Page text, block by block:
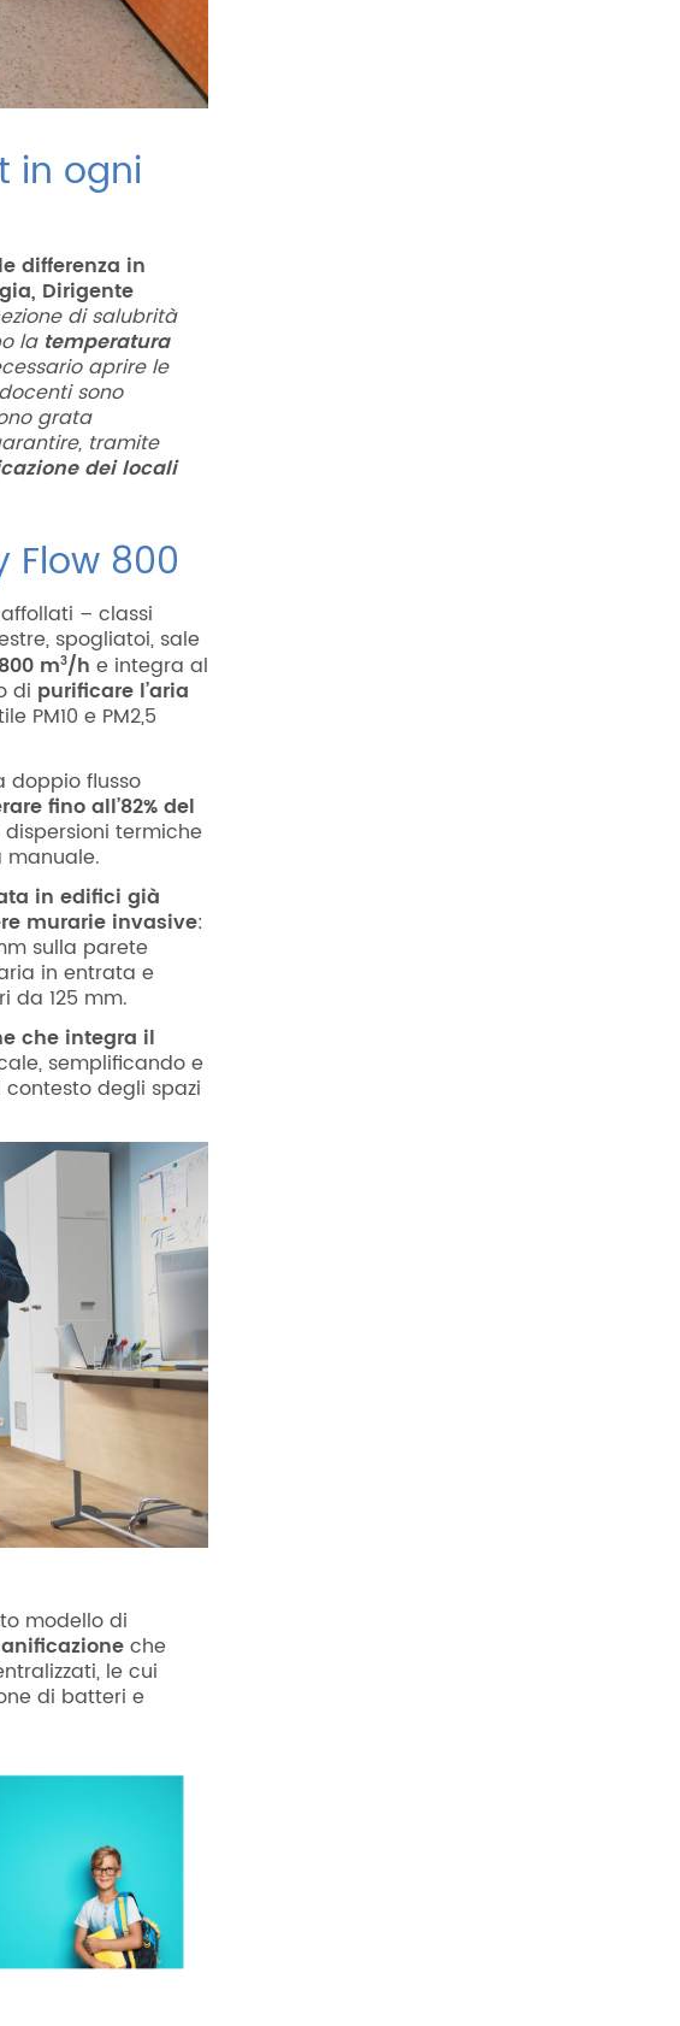
in ogni
differenza in
Dirigente
di salubrità
la temperatura
aprire le
sono
grata
tramite
dei locali
800
– classi
spogliatoi, sale
m3/h e integra al
di purificare l’aria
PM10 e PM2,5
doppio flusso
fino all’82% del
termiche
manuale.
in edifici già
murarie invasive:
sulla parete
in entrata e
da 125 mm.
che integra il
semplificando e
degli spazi
modello di
che
le cui
di batteri e